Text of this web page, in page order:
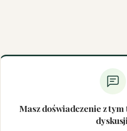
Masz doświadczenie z tym